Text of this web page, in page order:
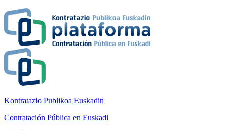
Kontratazio Publikoa Euskadin
Contratación Pública en Euskadi